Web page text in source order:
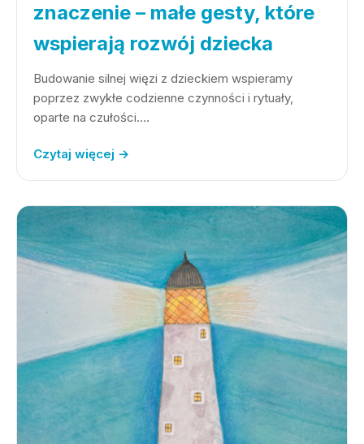
znaczenie – małe gesty, które
wspierają rozwój dziecka
Budowanie silnej więzi z dzieckiem wspieramy
poprzez zwykłe codzienne czynności i rytuały,
oparte na czułości.…
Czytaj więcej →